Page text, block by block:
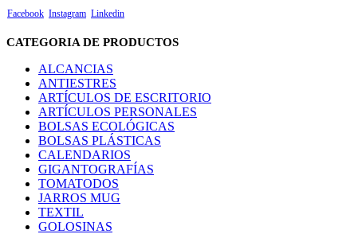
Facebook Instagram Linkedin
CATEGORIA DE PRODUCTOS
ALCANCIAS
ANTIESTRES
ARTÍCULOS DE ESCRITORIO
ARTÍCULOS PERSONALES
BOLSAS ECOLÓGICAS
BOLSAS PLÁSTICAS
CALENDARIOS
GIGANTOGRAFÍAS
TOMATODOS
JARROS MUG
TEXTIL
GOLOSINAS